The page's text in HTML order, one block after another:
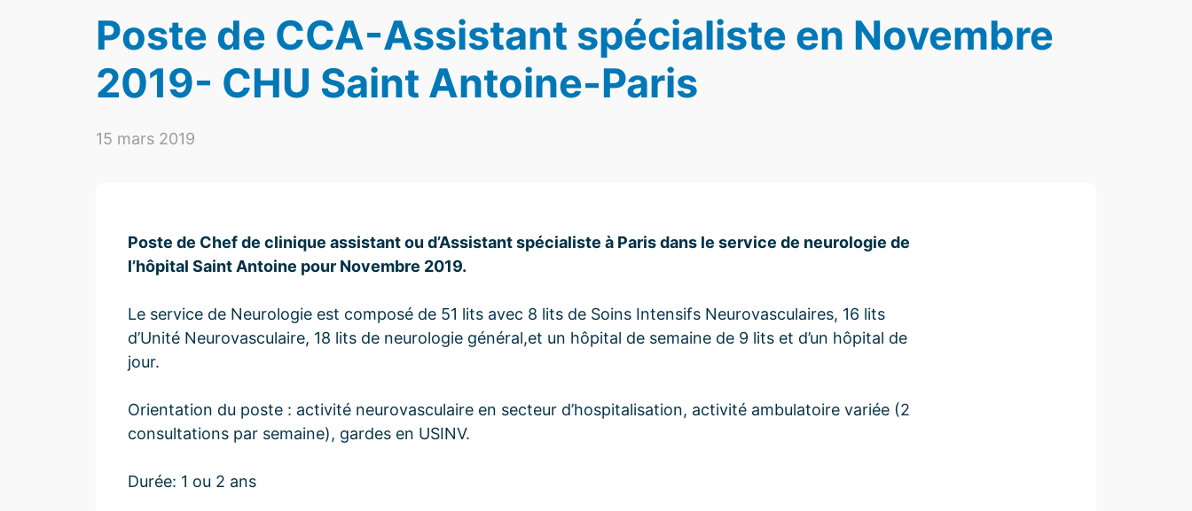
Poste de CCA-Assistant spécialiste en Novembre
2019- CHU Saint Antoine-Paris
15 mars 2019
Poste de Chef de clinique assistant ou d’Assistant spécialiste à Paris dans le service de neurologie de
l’hôpital Saint Antoine pour Novembre 2019.
Le service de Neurologie est composé de 51 lits avec 8 lits de Soins Intensifs Neurovasculaires, 16 lits
d’Unité Neurovasculaire, 18 lits de neurologie général,et un hôpital de semaine de 9 lits et d’un hôpital de
jour.
Orientation du poste : activité neurovasculaire en secteur d’hospitalisation, activité ambulatoire variée (2
consultations par semaine), gardes en USINV.
Durée: 1 ou 2 ans